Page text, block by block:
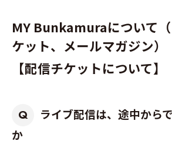
MY Bunkamuraについて
ケット、メールマガジン）
【配信チケットについて】
Q
ライブ配信は、途中から
か